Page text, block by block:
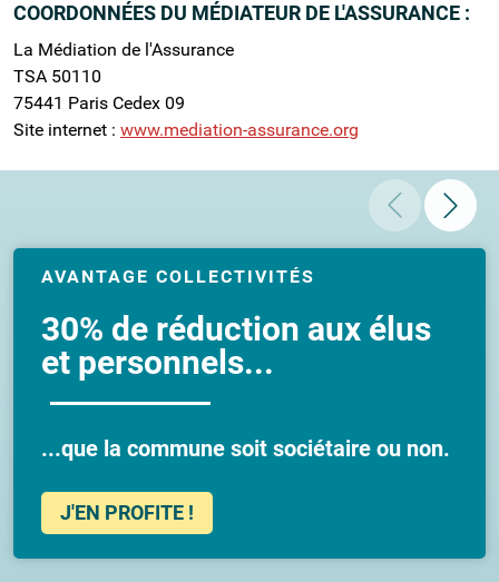
COORDONNÉES DU MÉDIATEUR DE L'ASSURANCE :
La Médiation de l'Assurance
TSA 50110
75441 Paris Cedex 09
Site internet : www.mediation-assurance.org
AVANTAGE COLLECTIVITÉS
30% de réduction aux élus
et personnels...
...que la commune soit sociétaire ou non.
J'EN PROFITE !